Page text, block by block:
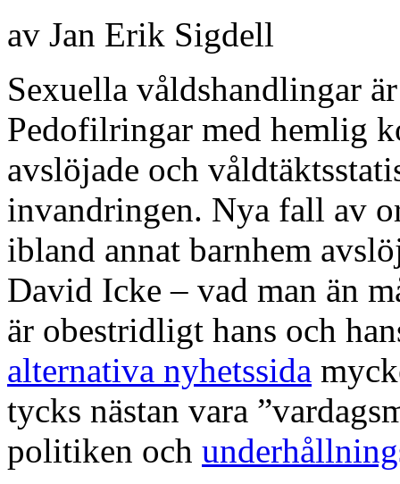
av Jan Erik Sigdell
Sexuella våldshandlingar
Pedofilringar med hemlig
avslöjade och
invandringen. Nya fall av
ibland annat barnhem
David Icke – vad man än
är obestridligt hans och
alternativa nyhetssida
tycks nästan vara
politiken och